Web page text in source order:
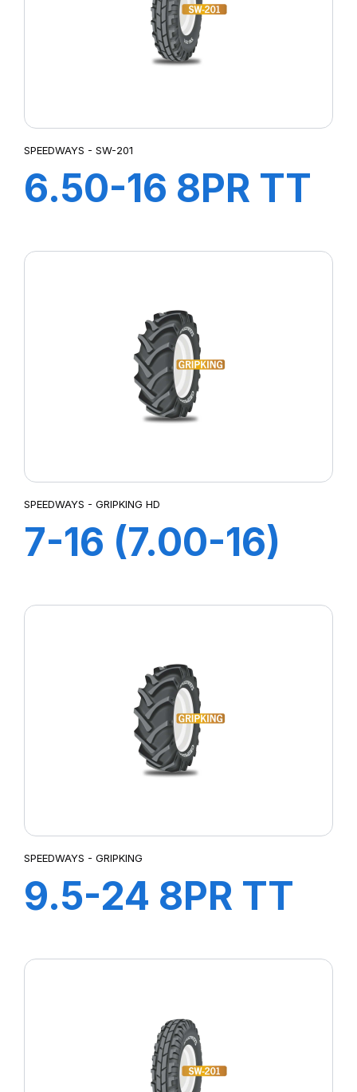
SPEEDWAYS - SW-201
6.50-16 8PR TT
SPEEDWAYS - GRIPKING HD
7-16 (7.00-16)
SPEEDWAYS - GRIPKING
9.5-24 8PR TT